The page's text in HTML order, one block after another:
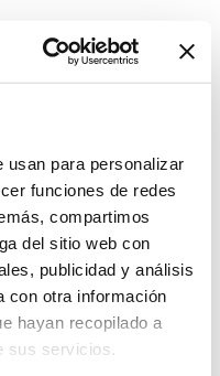
usan para personalizar
funciones de redes
compartimos
del sitio web con
publicidad y análisis
con otra información
hayan recopilado a
sus servicios.